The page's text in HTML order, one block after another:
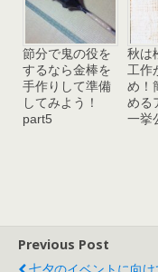
節分で鬼の役を
するなら金棒を
手作りして準備
してみよう！
part5
秋は
工作
め！
める
一挙
Previous Post